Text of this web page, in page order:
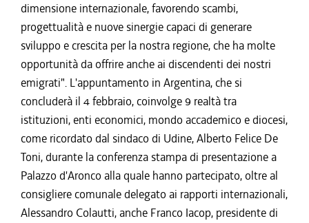
dimensione internazionale, favorendo scambi,
progettualità e nuove sinergie capaci di generare
sviluppo e crescita per la nostra regione, che ha molte
opportunità da offrire anche ai discendenti dei nostri
emigrati". L'appuntamento in Argentina, che si
concluderà il 4 febbraio, coinvolge 9 realtà tra
istituzioni, enti economici, mondo accademico e diocesi,
come ricordato dal sindaco di Udine, Alberto Felice De
Toni, durante la conferenza stampa di presentazione a
Palazzo d'Aronco alla quale hanno partecipato, oltre al
consigliere comunale delegato ai rapporti internazionali,
Alessandro Colautti, anche Franco Iacop, presidente di